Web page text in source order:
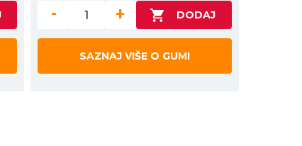
- +
SAZNAJ VIŠE O GUMI